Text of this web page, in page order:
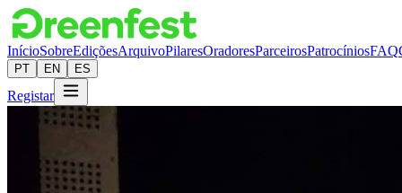
InícioSobreEdiçõesArquivoPilaresOradoresParceirosPatrocíniosFAQ
PT EN ES
Registar